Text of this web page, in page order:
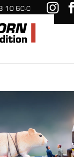
10 60-0